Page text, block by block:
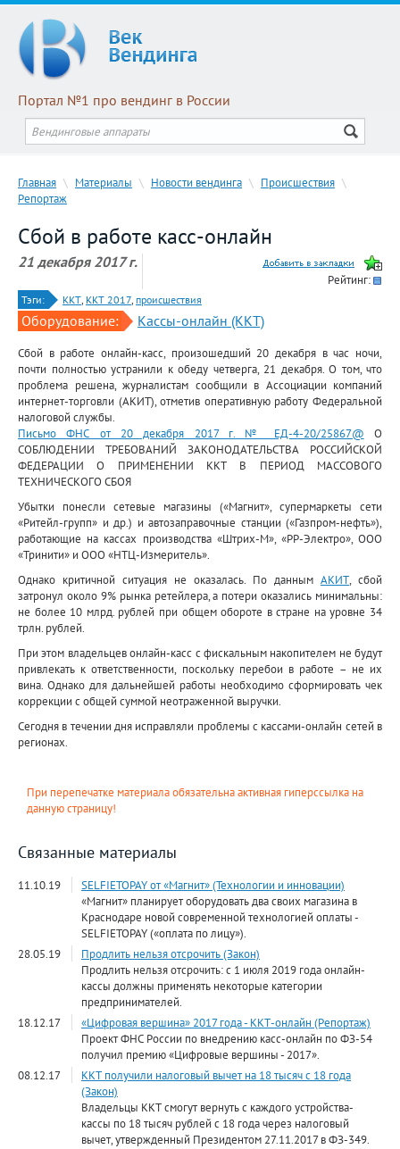
Портал №1 про вендинг в России
Главная \ Материалы \ Новости вендинга \ Происшествия \
Репортаж
Сбой в работе касс-онлайн
21 декабря 2017 г.
Рейтинг:
Тэги: ККТ, ККТ 2017, происшествия
Оборудование: Кассы-онлайн (ККТ)
Сбой в работе онлайн-касс, произошедший 20 декабря в час ночи,
почти полностью устранили к обеду четверга, 21 декабря. О том, что
проблема решена, журналистам сообщили в Ассоциации компаний
интернет-торговли (АКИТ), отметив оперативную работу Федеральной
налоговой службы.
Письмо ФНС от 20 декабря 2017 г. № ЕД-4-20/25867@ О
СОБЛЮДЕНИИ ТРЕБОВАНИЙ ЗАКОНОДАТЕЛЬСТВА РОССИЙСКОЙ
ФЕДЕРАЦИИ О ПРИМЕНЕНИИ ККТ В ПЕРИОД МАССОВОГО
ТЕХНИЧЕСКОГО СБОЯ
Убытки понесли сетевые магазины («Магнит», супермаркеты сети
«Ритейл-групп» и др.) и автозаправочные станции («Газпром-нефть»),
работающие на кассах производства «Штрих-М», «РР-Электро», ООО
«Тринити» и ООО «НТЦ-Измеритель».
Однако критичной ситуация не оказалась. По данным АКИТ, сбой
затронул около 9% рынка ретейлера, а потери оказались минимальны:
не более 10 млрд. рублей при общем обороте в стране на уровне 34
трлн. рублей.
При этом владельцев онлайн-касс с фискальным накопителем не будут
привлекать к ответственности, поскольку перебои в работе – не их
вина. Однако для дальнейшей работы необходимо сформировать чек
коррекции с общей суммой неотраженной выручки.
Сегодня в течении дня исправляли проблемы с кассами-онлайн сетей в
регионах.
При перепечатке материала обязательна активная гиперссылка на
данную страницу!
Связанные материалы
11.10.19
SELFIETOPAY от «Магнит» (Технологии и инновации)
«Магнит» планирует оборудовать два своих магазина в
Краснодаре новой современной технологией оплаты -
SELFIETOPAY («оплата по лицу»).
28.05.19
Продлить нельзя отсрочить (Закон)
Продлить нельзя отсрочить: с 1 июля 2019 года онлайн­-
кассы должны применять некоторые категории
предпринимателей.
18.12.17
«Цифровая вершина» 2017 года - ККТ-онлайн (Репортаж)
Проект ФНС России по внедрению касс-онлайн по ФЗ-54
получил премию «Цифровые вершины - 2017».
08.12.17
ККТ получили налоговый вычет на 18 тысяч с 18 года
(Закон)
Владельцы ККТ смогут вернуть с каждого устройства-
кассы по 18 тысяч рублей с 18 года через налоговый
вычет, утвержденный Президентом 27.11.2017 в ФЗ-349.